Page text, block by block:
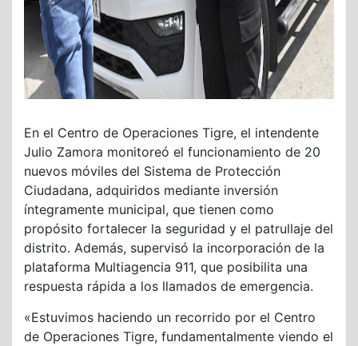
En el Centro de Operaciones Tigre, el intendente
Julio Zamora monitoreó el funcionamiento de 20
nuevos móviles del Sistema de Protección
Ciudadana, adquiridos mediante inversión
íntegramente municipal, que tienen como
propósito fortalecer la seguridad y el patrullaje del
distrito. Además, supervisó la incorporación de la
plataforma Multiagencia 911, que posibilita una
respuesta rápida a los llamados de emergencia.
«Estuvimos haciendo un recorrido por el Centro
de Operaciones Tigre, fundamentalmente viendo el